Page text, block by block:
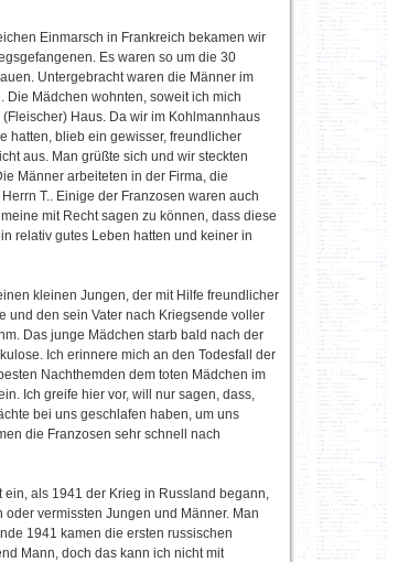
Einmarsch in Frankreich bekamen wir
Es waren so um die 30
Untergebracht waren die Männer im
Die Mädchen wohnten, soweit ich mich
Haus. Da wir im Kohlmannhaus
hatten, blieb ein gewisser, freundlicher
aus. Man grüßte sich und wir steckten
Männer arbeiteten in der Firma, die
T.. Einige der Franzosen waren auch
mit Recht sagen zu können, dass diese
relativ gutes Leben hatten und keiner in
kleinen Jungen, der mit Hilfe freundlicher
und den sein Vater nach Kriegsende voller
Das junge Mädchen starb bald nach der
Ich erinnere mich an den Todesfall der
Nachthemden dem toten Mädchen im
Ich greife hier vor, will nur sagen, dass,
bei uns geschlafen haben, um uns
die Franzosen sehr schnell nach
als 1941 der Krieg in Russland begann,
vermissten Jungen und Männer. Man
1941 kamen die ersten russischen
Mann, doch das kann ich nicht mit